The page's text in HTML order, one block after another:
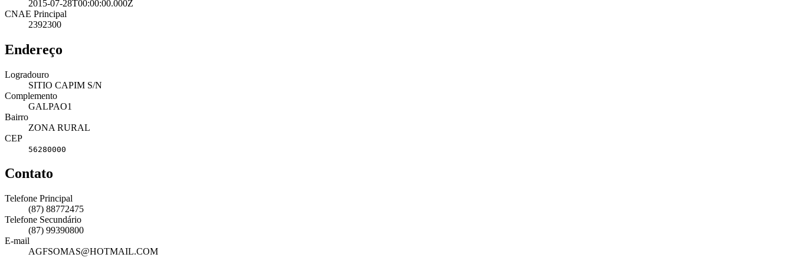
2015-07-28T00:00:00.000Z
CNAE Principal
2392300
Endereço
Logradouro
SITIO CAPIM S/N
Complemento
GALPAO1
Bairro
ZONA RURAL
CEP
56280000
Contato
Telefone Principal
(87) 88772475
Telefone Secundário
(87) 99390800
E-mail
AGFSOMAS@HOTMAIL.COM